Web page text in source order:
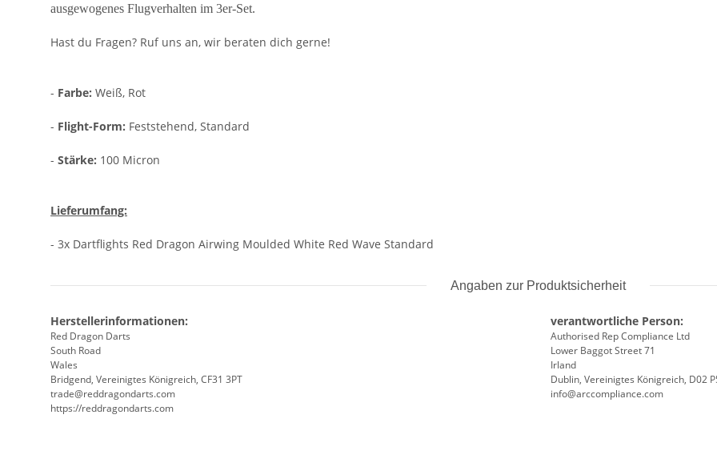
ausgewogenes Flugverhalten im 3er-Set.
Hast du Fragen? Ruf uns an, wir beraten dich gerne!
- Farbe: Weiß, Rot
- Flight-Form: Feststehend, Standard
- Stärke: 100 Micron
Lieferumfang:
- 3x Dartflights Red Dragon Airwing Moulded White Red Wave Standard
Angaben zur Produktsicherheit
Herstellerinformationen:
Red Dragon Darts
South Road
Wales
Bridgend, Vereinigtes Königreich, CF31 3PT
trade@reddragondarts.com
https://reddragondarts.com
verantwortliche Person:
Authorised Rep Compliance Ltd
Lower Baggot Street 71
Irland
Dublin, Vereinigtes Königreich, D02
info@arccompliance.com